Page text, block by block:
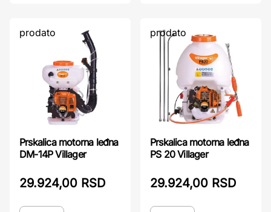
prodato
Prskalica motorna leđna
DM-14P Villager
29.924,00 RSD
prodato
Prskalica motorna leđna
PS 20 Villager
29.924,00 RSD